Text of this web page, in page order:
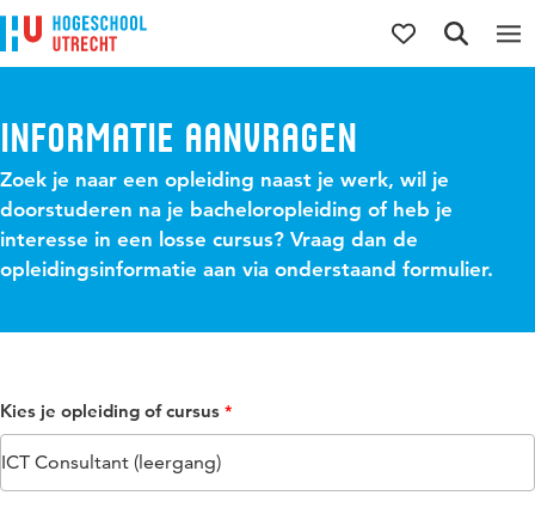
Direct naar de inhoud
Direct naar de hoofdnavigatie
Direct naar de zoekfunctie
Informatie aanvragen
Zoek je naar een opleiding naast je werk, wil je
doorstuderen na je bacheloropleiding of heb je
interesse in een losse cursus? Vraag dan de
opleidingsinformatie aan via onderstaand formulier.
Kies je opleiding of cursus